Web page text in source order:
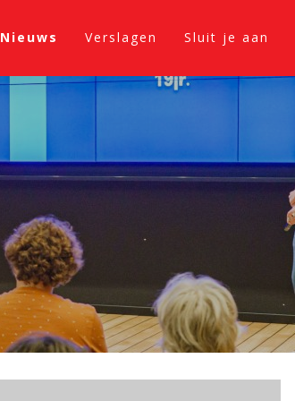
Nieuws Verslagen Sluit je aan